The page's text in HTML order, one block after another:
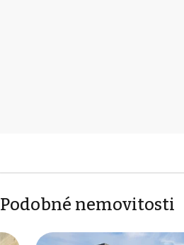
Podobné nemovitosti